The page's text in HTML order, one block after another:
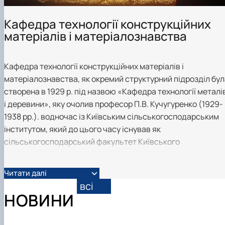
Building material science and welding in
Екологічні будівельні матеріали та
конструкції
Кафедра технології конструкційних
матеріалів і матеріалознавства
Кафедра технології конструкційних матеріалів і
матеріалознавства, як окремий структурний підрозділ
створена в 1929 р. під назвою «Кафедра технології
і деревини», яку очолив професор П.В. Кучугуренко (1929-
1938 рр.). водночас із Київським сільськогосподарським
інститутом, який до цього часу існував як
сільськогосподарський факультет Київського
Головною метою кафедри є забезпечення навчального
процесу на 4 факультетах, де викладаються 12 дисциплін
по підготовці фахівців ОС “Бакалавр” та ОС “Магістр”,
проведення актуальних наукових досліджень з
Читати далі
НОВИНИ
всі